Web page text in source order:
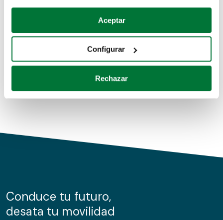
Si lo permite, también quisiéramos:
Recopilar información sobre su ubicación geográfica
Identificar su dispositivo analizándolo activamente
para buscar características específicas (huellas
Obtenga más información sobre cómo se procesan sus
de cookies.
información sobre el uso que haga del sitio web con
nuestros partners de redes sociales, publicidad y análisis
Aceptar
Configurar
Rechazar
Coches de segunda mano
Coches de km0
Conduce tu futuro,
desata tu movilidad